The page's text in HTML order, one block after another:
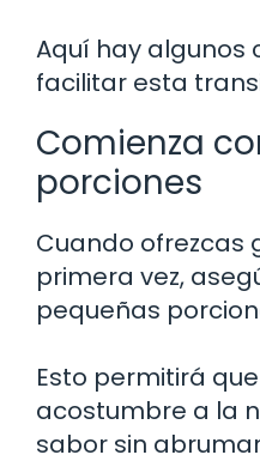
Aquí hay algunos
facilitar esta
Comienza
porciones
Cuando ofrezcas
primera vez,
pequeñas
Esto permitirá
acostumbre a la
sabor sin